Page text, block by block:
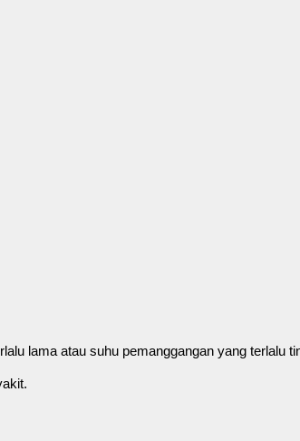
lama atau suhu pemanggangan yang terlalu